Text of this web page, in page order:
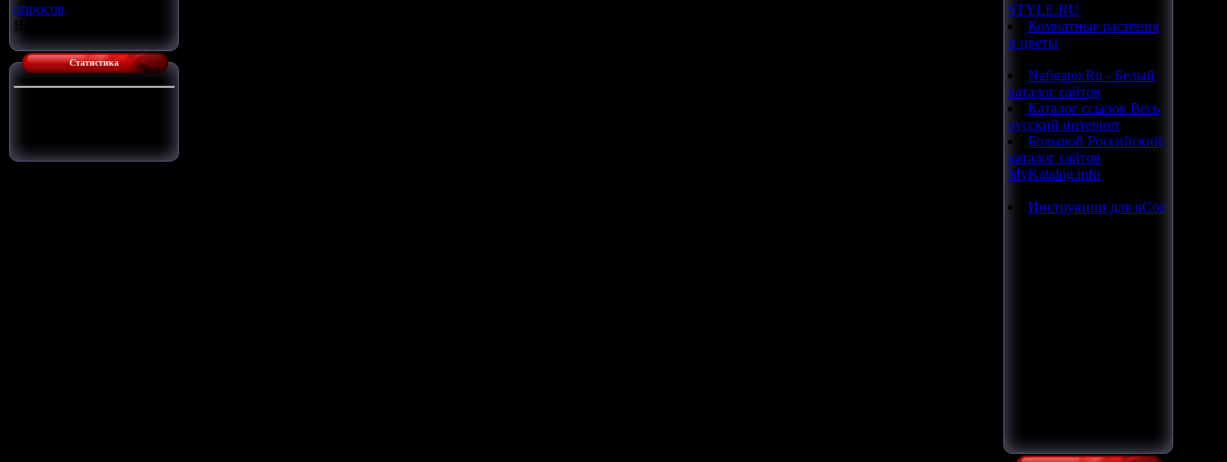
опросов
Всего ответов:
Статистика
STYLE.RU
Комнатные растения
и цветы
Nafigator.Ru - Белый
каталог сайтов
Каталог ссылок Весь
русский интернет
Большой Российский
каталог сайтов
MyKatalog.info
Инструкции для uCoz